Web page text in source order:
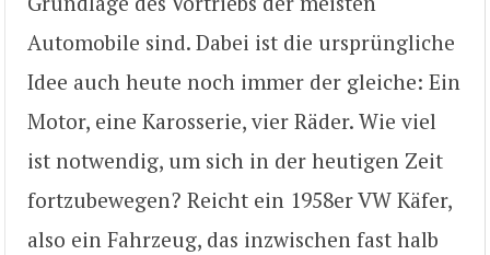
Automobile sind. Dabei ist die ursprüngliche
Idee auch heute noch immer der gleiche: Ein
Motor, eine Karosserie, vier Räder. Wie viel
ist notwendig, um sich in der heutigen Zeit
fortzubewegen? Reicht ein 1958er VW Käfer,
also ein Fahrzeug, das inzwischen fast halb